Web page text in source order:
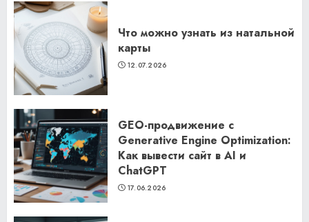
Что можно узнать из натальной
карты
12.07.2026
GEO-продвижение с
Generative Engine Optimization:
Как вывести сайт в AI и
ChatGPT
17.06.2026